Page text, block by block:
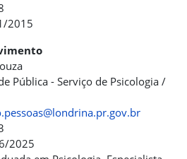
2015
Pública - Serviço de Psicologia /
2025